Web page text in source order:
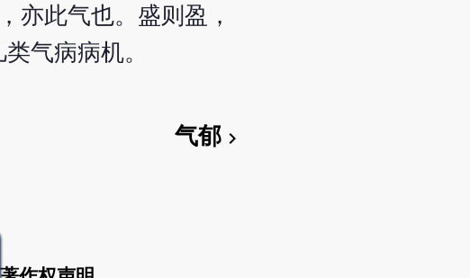
亦此气也。盛则盈，
气病病机。
气郁chevron_right